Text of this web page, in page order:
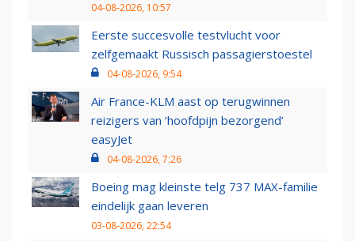
04-08-2026, 10:57
Eerste succesvolle testvlucht voor
zelfgemaakt Russisch passagierstoestel
04-08-2026, 9:54
Air France-KLM aast op terugwinnen
reizigers van ‘hoofdpijn bezorgend’
easyJet
04-08-2026, 7:26
Boeing mag kleinste telg 737 MAX-familie
eindelijk gaan leveren
03-08-2026, 22:54